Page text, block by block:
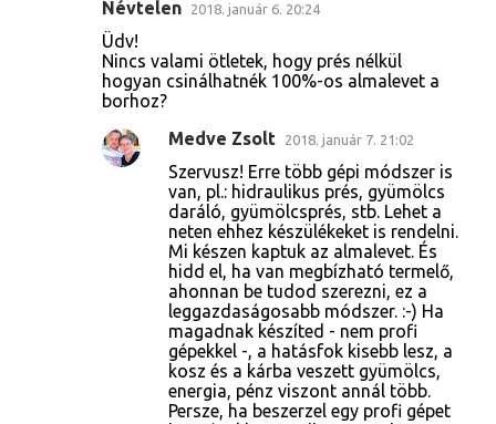
Névtelen 2018. január 6. 20:24
Üdv!
Nincs valami ötletek, hogy prés nélkül
hogyan csinálhatnék 100%-os almalevet a
borhoz?
Medve Zsolt
2018. január 7. 21:02
Szervusz! Erre több gépi módszer is
van, pl.: hidraulikus prés, gyümölcs
daráló, gyümölcsprés, stb. Lehet a
neten ehhez készülékeket is rendelni.
Mi készen kaptuk az almalevet. És
hidd el, ha van megbízható termelő,
ahonnan be tudod szerezni, ez a
leggazdaságosabb módszer. :-) Ha
magadnak készíted - nem profi
gépekkel -, a hatásfok kisebb lesz, a
kosz és a kárba veszett gyümölcs,
energia, pénz viszont annál több.
Persze, ha beszerzel egy profi gépet